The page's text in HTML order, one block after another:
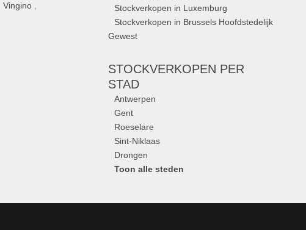
,Vingino
Stockverkopen in Luxemburg
Stockverkopen in Brussels Hoofdstedelijk
Gewest
STOCKVERKOPEN PER
STAD
Antwerpen
Gent
Roeselare
Sint-Niklaas
Drongen
Toon alle steden